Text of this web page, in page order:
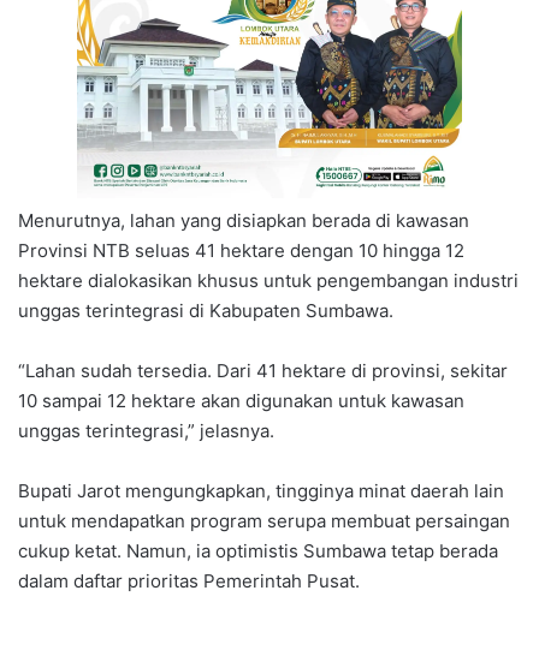
Menurutnya, lahan yang disiapkan berada di kawasan
Provinsi NTB seluas 41 hektare dengan 10 hingga 12
hektare dialokasikan khusus untuk pengembangan industri
unggas terintegrasi di Kabupaten Sumbawa.
“Lahan sudah tersedia. Dari 41 hektare di provinsi, sekitar
10 sampai 12 hektare akan digunakan untuk kawasan
unggas terintegrasi,” jelasnya.
Bupati Jarot mengungkapkan, tingginya minat daerah lain
untuk mendapatkan program serupa membuat persaingan
cukup ketat. Namun, ia optimistis Sumbawa tetap berada
dalam daftar prioritas Pemerintah Pusat.